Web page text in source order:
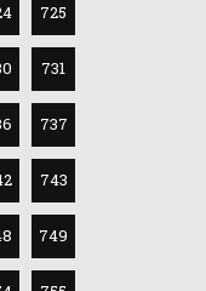
725
731
737
743
749